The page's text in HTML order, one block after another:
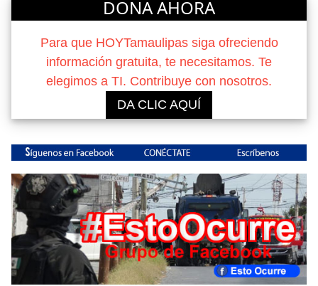
DONA AHORA
Para que HOYTamaulipas siga ofreciendo
información gratuita, te necesitamos. Te
elegimos a TI. Contribuye con nosotros.
DA CLIC AQUÍ